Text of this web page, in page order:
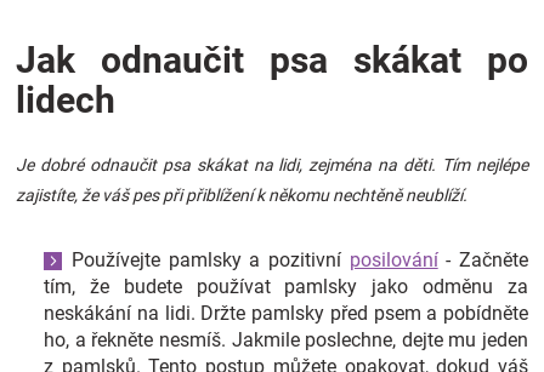
Značky
Hračkářství
Přihlášení
Jak odnaučit psa skákat po
lidech
Je dobré odnaučit psa skákat na lidi, zejména na děti. Tím nejlépe
zajistíte, že váš pes při přiblížení k někomu nechtěně neublíží.
Používejte pamlsky a pozitivní posilování- Začněte
tím, že budete používat pamlsky jako odměnu za
neskákání na lidi. Držte pamlsky před psem a pobídněte
ho, a řekněte nesmíš. Jakmile poslechne, dejte mu jeden
z pamlsků. Tento postup můžete opakovat, dokud váš